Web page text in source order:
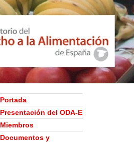
Portada
Presentación del ODA-E
Miembros
Documentos y